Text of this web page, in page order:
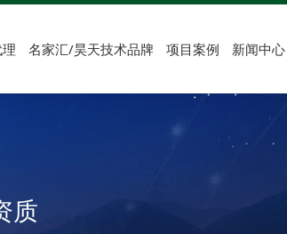
名家汇/昊天技术品牌 项目案例 新闻中心
质